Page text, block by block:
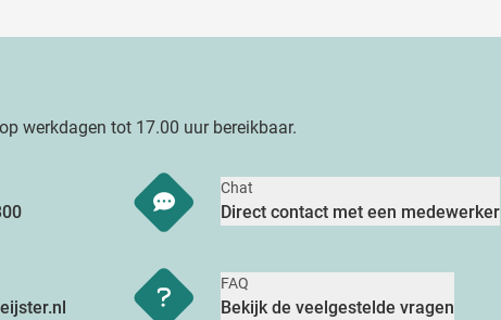
werkdagen tot 17.00 uur bereikbaar.
Chat
Direct contact met een medewerker
FAQ
Bekijk de veelgestelde vragen